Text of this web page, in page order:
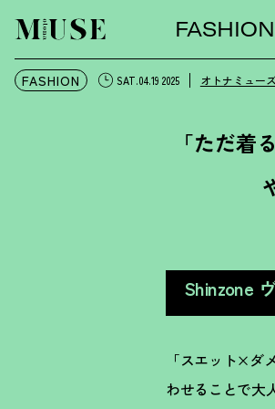
オトナミューズ ウェブFASHION
FASHION SAT.04.19 2025 オトナミュー
「ただ着
Shinzone
「スエット×ダ
わせることで大